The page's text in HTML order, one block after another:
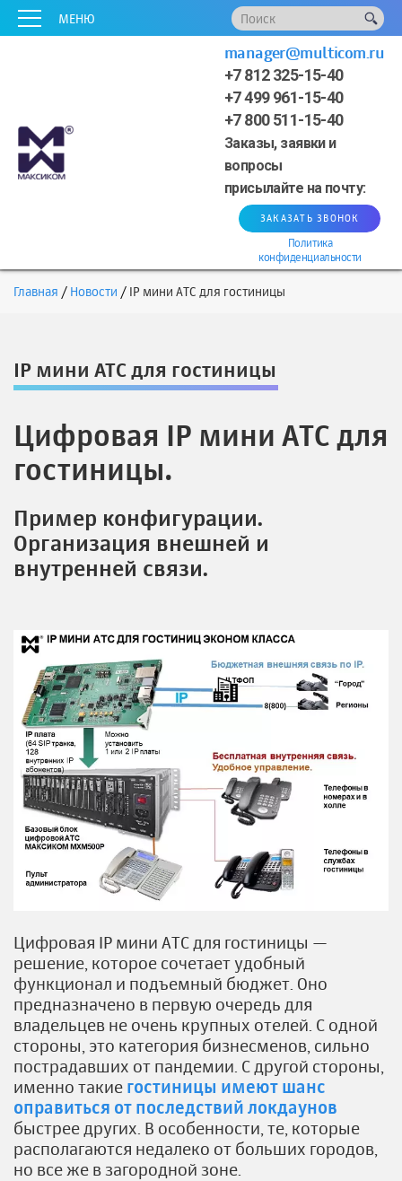
МЕНЮ
+7 812 325-15-40
+7 499 961-15-40
+7 800 511-15-40
Заказы, заявки и
вопросы
присылайте на почту:
manager@multicom.ru
ЗАКАЗАТЬ ЗВОНОК
Политика
конфиденциальности
Главная Новости IP мини АТС для гостиницы
IP мини АТС для гостиницы
Цифровая IP мини АТС для
гостиницы.
Пример конфигурации.
Организация внешней и
внутренней связи.
Цифровая IP мини АТС для гостиницы —
решение, которое сочетает удобный
функционал и подъемный бюджет. Оно
предназначено в первую очередь для
владельцев не очень крупных отелей. С одной
стороны, это категория бизнесменов, сильно
пострадавших от пандемии. С другой стороны,
именно такие гостиницы имеют шанс
оправиться от последствий локдаунов
быстрее других. В особенности, те, которые
располагаются недалеко от больших городов,
но все же в загородной зоне.
xxxxx